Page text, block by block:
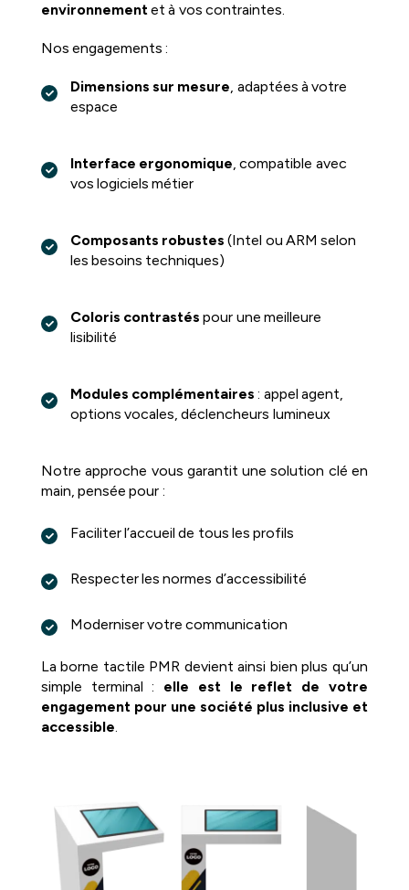
environnementet à vos contraintes.
Nos engagements :
Dimensions sur mesure, adaptées à votre
espace
Interface ergonomique, compatible avec
vos logiciels métier
Composants robustes (Intel ou ARM selon
les besoins techniques)
Coloris contrastés pour une meilleure
lisibilité
Modules complémentaires : appel agent,
options vocales, déclencheurs lumineux
Notre approche vous garantit une solution clé en
main, pensée pour :
Faciliter l’accueil de tous les profils
Respecter les normes d’accessibilité
Moderniser votre communication
La borne tactile PMR devient ainsi bien plus qu’un
simple terminal : elle est le reflet de votre
engagement pour une société plus inclusive et
accessible.